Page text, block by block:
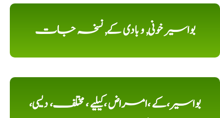
بواسیر خونی, و بادی کے, نسخہ جات
بواسیر،کے ،امراض ،کیلیے ، مختلف، دیسی،